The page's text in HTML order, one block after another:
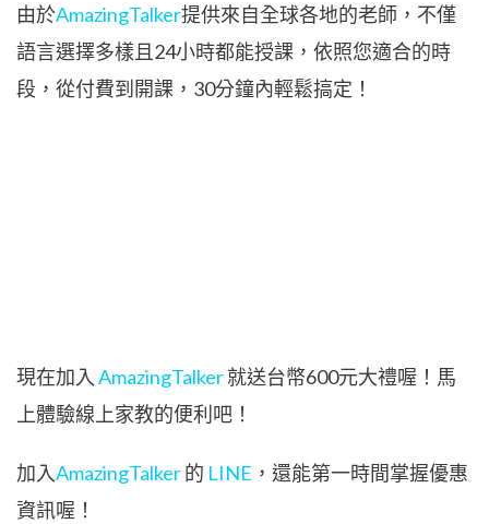
由於AmazingTalker提供來自全球各地的老師，不僅
語言選擇多樣且24小時都能授課，依照您適合的時
段，從付費到開課，30分鐘內輕鬆搞定！
現在加入 AmazingTalker就送台幣600元大禮喔！馬
上體驗線上家教的便利吧！
加入AmazingTalker的 LINE ，還能第一時間掌握優惠
資訊喔！